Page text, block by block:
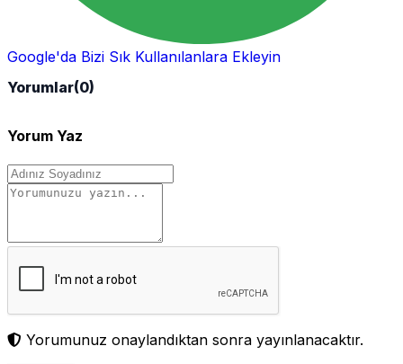
Google'da Bizi Sık Kullanılanlara Ekleyin
Yorumlar(0)
Yorum Yaz
Yorumunuz onaylandıktan sonra yayınlanacaktır.